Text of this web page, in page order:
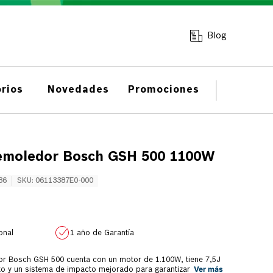
Blog
Novedades Promociones
Bosch GSH 500 1100W
SKU: 06113387E0-000
1 año de Garantía
Bosch GSH 500 cuenta con un motor de 1.100W, tiene 7,5J
y un sistema de impacto mejorado para garantizar un mejor
Ver más